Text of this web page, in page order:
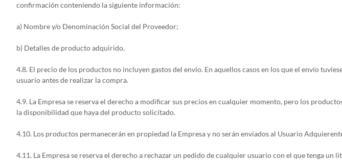
confirmación conteniendo la siguiente información:
a) Nombre y/o Denominación Social del Proveedor;
b) Detalles de producto adquirido.
4.8. El precio de los productos no incluyen gastos del envío. En aquellos casos en los que el envío
usuario antes de realizar la compra.
4.9. La Empresa se reserva el derecho a modificar sus precios en cualquier momento, pero los
la disponibilidad que haya del producto solicitado.
4.10. Los productos permanecerán en propiedad la Empresa y no serán envíados al Usuario
4.11. La Empresa se reserva el derecho a rechazar un pedido de cualquier usuario con el que tenga un